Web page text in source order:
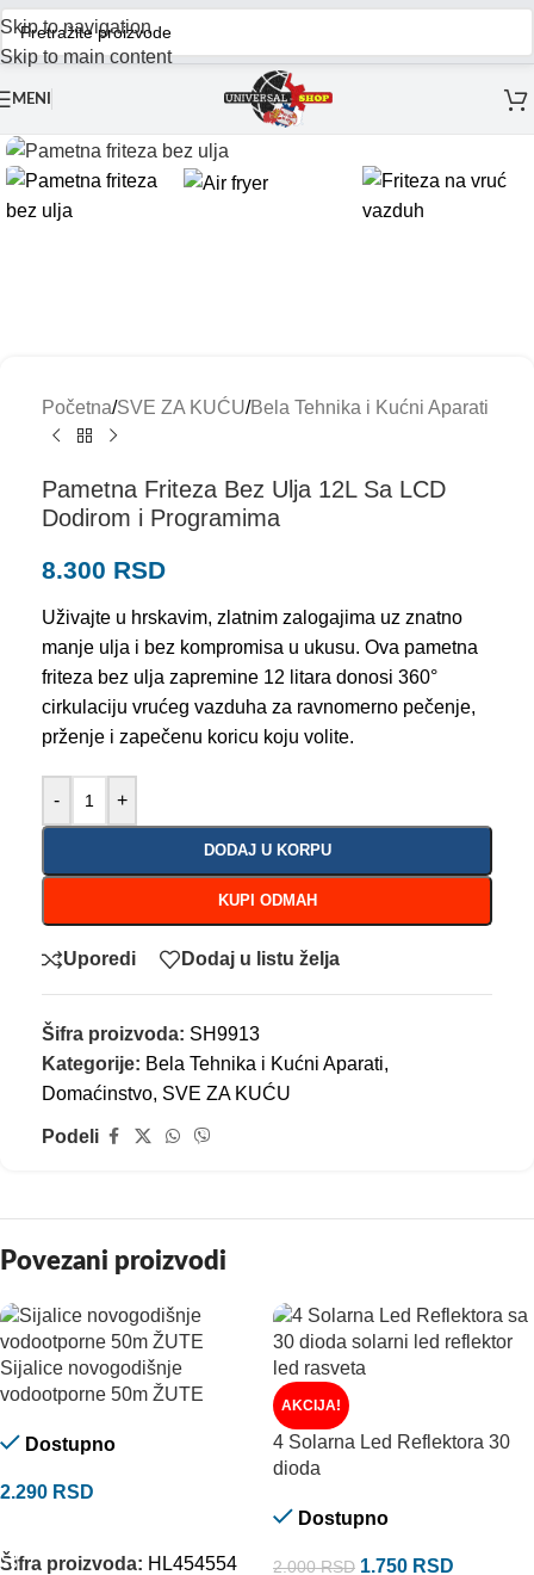
Skip to navigation
Skip to main content
MENI
Početna/SVE ZA KUĆU/Bela Tehnika i Kućni Aparati
Pametna Friteza Bez Ulja 12L Sa LCD
Dodirom i Programima
8.300 RSD
Uživajte u hrskavim, zlatnim zalogajima uz znatno
manje ulja i bez kompromisa u ukusu. Ova pametna
friteza bez ulja zapremine 12 litara donosi 360°
cirkulaciju vrućeg vazduha za ravnomerno pečenje,
prženje i zapečenu koricu koju volite.
- +
DODAJ U KORPU
KUPI ODMAH
Uporedi Dodaj u listu želja
Šifra proizvoda: SH9913
Kategorije: Bela Tehnika i Kućni Aparati,
Domaćinstvo, SVE ZA KUĆU
Podeli
Povezani proizvodi
Sijalice novogodišnje
vodootporne 50m ŽUTE
Dostupno
2.290 RSD
Šifra proizvoda: HL454554
AKCIJA!
4 Solarna Led Reflektora 30
dioda
Dostupno
2.000RSD 1.750 RSD